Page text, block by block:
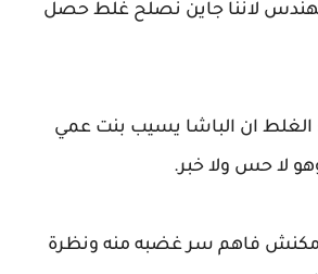
لاننا جاين نصلح غلط حصل
الغلط ان الباشا يسيب بنت عمي
فاهم سر غضبه منه ونظرة